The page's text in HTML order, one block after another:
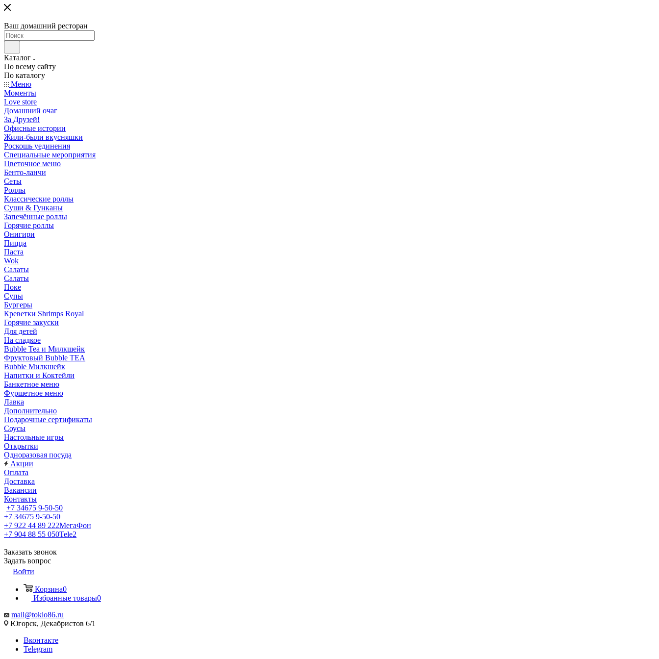
Ваш домашний ресторан
Каталог
По всему сайту
По каталогу
Меню
Моменты
Love store
Домашний очаг
За Друзей!
Офисные истории
Жили-были вкусняшки
Роскошь уединения
Специальные мероприятия
Цветочное меню
Бенто-ланчи
Сеты
Роллы
Классические роллы
Суши & Гунканы
Запечённые роллы
Горячие роллы
Онигири
Пицца
Паста
Wok
Салаты
Салаты
Поке
Супы
Бургеры
Креветки Shrimps Royal
Горячие закуски
Для детей
На сладкое
Bubble Tea и Милкшейк
Фруктовый Bubble TEA
Bubble Милкшейк
Напитки и Коктейли
Банкетное меню
Фуршетное меню
Лавка
Дополнительно
Подарочные сертификаты
Соусы
Настольные игры
Открытки
Одноразовая посуда
Акции
Оплата
Доставка
Вакансии
Контакты
+7 34675 9-50-50
+7 34675 9-50-50
+7 922 44 89 222МегаФон
+7 904 88 55 050Tele2
Заказать звонок
Задать вопрос
Войти
Корзина0
Избранные товары0
mail@tokio86.ru
Югорск, Декабристов 6/1
Вконтакте
Telegram